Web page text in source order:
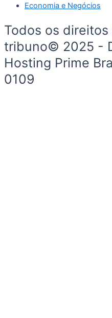
Economia e Negócios
Todos os
tribuno© 2025 -
Hosting Prime
0109